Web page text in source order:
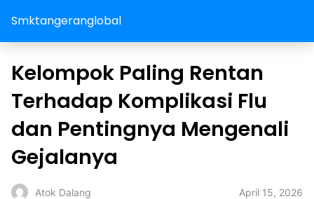
Smktangeranglobal
Kelompok Paling Rentan
Terhadap Komplikasi Flu
dan Pentingnya Mengenali
Gejalanya
Atok Dalang April 15, 2026